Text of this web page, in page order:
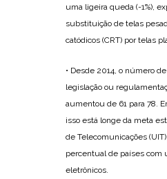
uma ligeira queda (-1%),
substituição de telas
catódicos (CRT) por telas
• Desde 2014, o número
legislação ou
aumentou de 61 para 78.
isso está longe da meta
de Telecomunicações
percentual de países com
eletrônicos.